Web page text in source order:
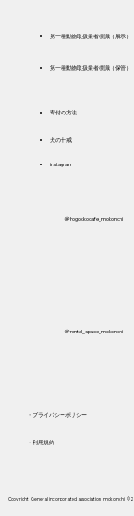
​第一種動物取扱業者標識（展示）
寄付の方法
​第一種動物取扱業者標識（保管）
犬の十戒
instagram
＠hogokkocafe_mokonchi
​・プライバシーポリシー
＠rental_space_mokonchi
・利用規約
Copyright General incorporated association mokonchi